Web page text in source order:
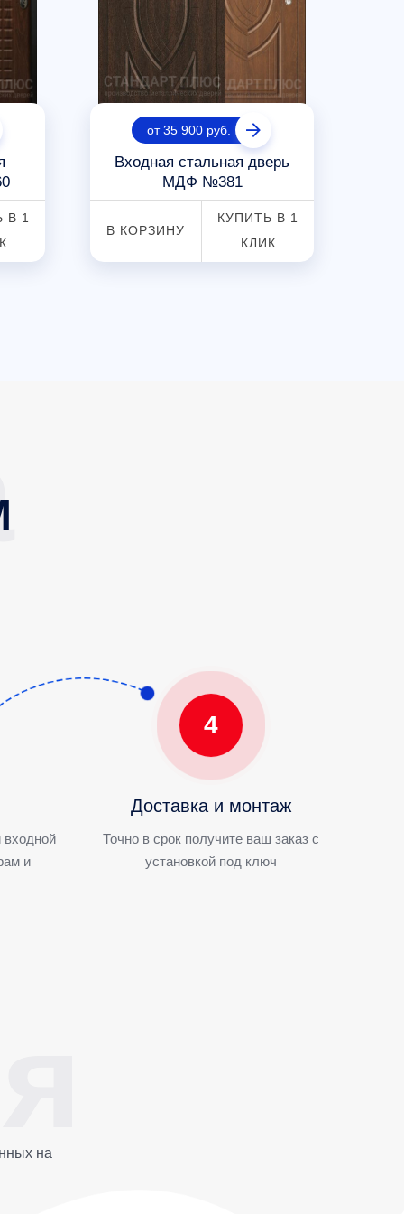
В 1
от 35 900 руб.
Входная стальная дверь
МДФ №381
В КОРЗИНУ
КУПИТЬ В 1
КЛИК
входной
и
4
Доставка и монтаж
Точно в срок получите ваш заказ с
установкой под ключ
на